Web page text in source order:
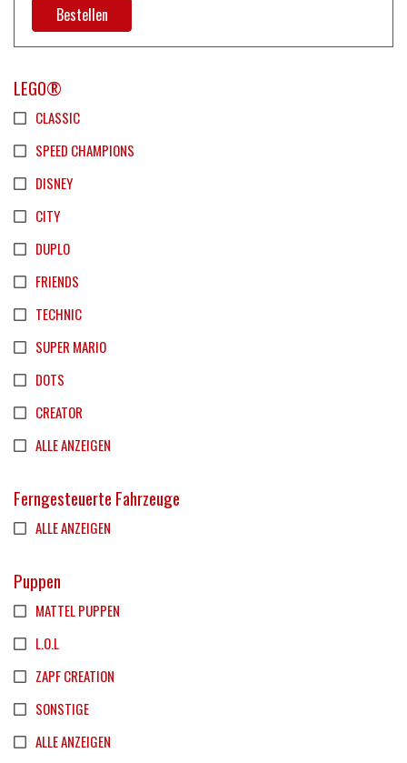
LEGO®
CLASSIC
SPEED CHAMPIONS
DISNEY
CITY
DUPLO
FRIENDS
TECHNIC
SUPER MARIO
DOTS
CREATOR
ALLE ANZEIGEN
Ferngesteuerte Fahrzeuge
ALLE ANZEIGEN
Puppen
MATTEL PUPPEN
L.O.L
ZAPF CREATION
SONSTIGE
ALLE ANZEIGEN
Bestellen